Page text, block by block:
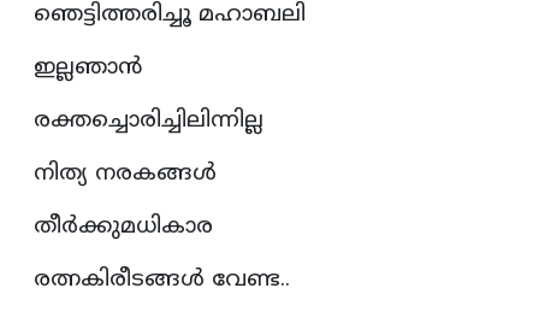
ഞെട്ടിത്തരിച്ചൂ മഹാബലി
ഇല്ലഞാൻ
രക്തച്ചൊരിച്ചിലിന്നില്ല
നിത്യ നരകങ്ങൾ
തീർക്കുമധികാര
രത്നകിരീടങ്ങൾ വേണ്ട.. ‌